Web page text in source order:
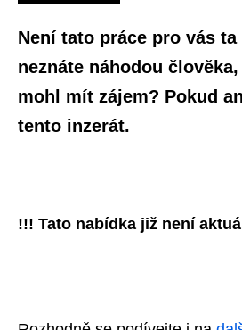
Není tato práce pro vás ta
neznáte náhodou
mohl mít zájem? Pokud
tento inzerát.
!!! Tato nabídka již není